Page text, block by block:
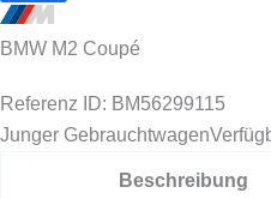
BMW M2 Coupé
Referenz ID: BM56299115
Junger Gebrauchtwagen
Beschreibung